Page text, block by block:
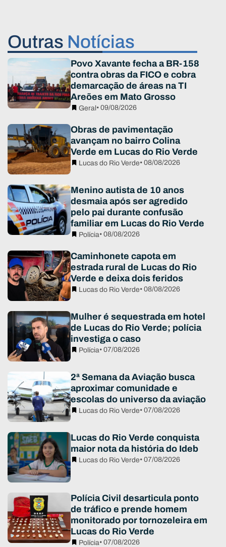
Outras Notícias
Povo Xavante fecha a BR-158
contra obras da FICO e cobra
demarcação de áreas na TI
Areões em Mato Grosso
Geral • 09/08/2026
Obras de pavimentação
avançam no bairro Colina
Verde em Lucas do Rio Verde
Lucas do Rio Verde• 08/08/2026
Menino autista de 10 anos
desmaia após ser agredido
pelo pai durante confusão
familiar em Lucas do Rio Verde
Polícia• 08/08/2026
Caminhonete capota em
estrada rural de Lucas do Rio
Verde e deixa dois feridos
Lucas do Rio Verde• 08/08/2026
Mulher é sequestrada em hotel
de Lucas do Rio Verde; polícia
investiga o caso
Polícia• 07/08/2026
2ª Semana da Aviação busca
aproximar comunidade e
escolas do universo da aviação
Lucas do Rio Verde• 07/08/2026
Lucas do Rio Verde conquista
maior nota da história do Ideb
Lucas do Rio Verde• 07/08/2026
Polícia Civil desarticula ponto
de tráfico e prende homem
monitorado por tornozeleira em
Lucas do Rio Verde
Polícia• 07/08/2026